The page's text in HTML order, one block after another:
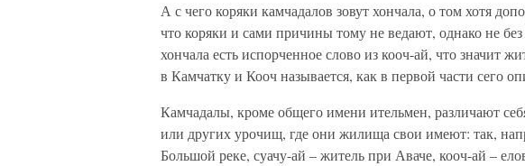
А с чего коряки камчадалов зовут хончала, о том хотя
что коряки и сами причины тому не ведают, однако не
хончала есть испорченное слово из кооч-ай, что значит
в Камчатку и Кооч называется, как в первой части сего
Камчадалы, кроме общего имени ительмен, различают
или других урочищ, где они жилища свои имеют: так,
Большой реке, суачу-ай – житель при Аваче, кооч-ай –